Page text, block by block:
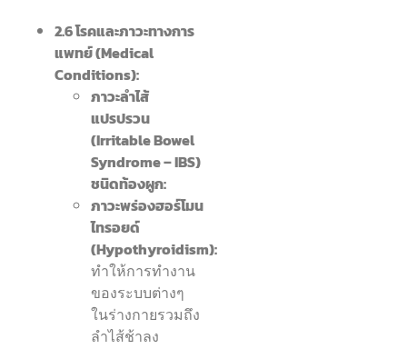
2.6 โรคและภาวะทางการ
แพทย์ (Medical
Conditions):
ภาวะลำไส้
แปรปรวน
(Irritable Bowel
Syndrome – IBS)
ชนิดท้องผูก:
ภาวะพร่องฮอร์โมน
ไทรอยด์
(Hypothyroidism):
ทำให้การทำงาน
ของระบบต่างๆ
ในร่างกายรวมถึง
ลำไส้ช้าลง